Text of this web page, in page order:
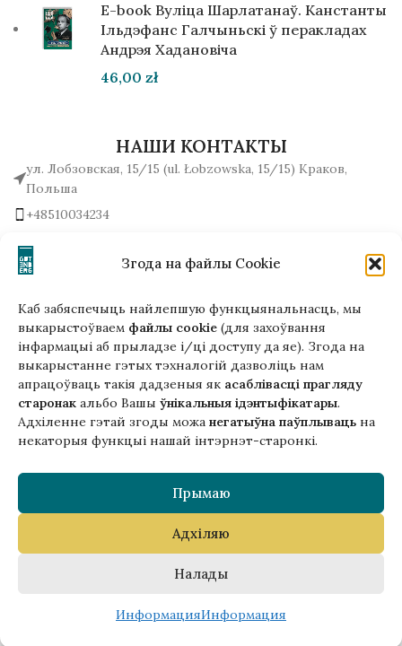
Згода на файлы Cookie
Каб забяспечыць найлепшую функцыянальнасць, мы
выкарыстоўваем файлы cookie (для захоўвання
інфармацыі аб прыладзе і/ці доступу да яе). Згода на
выкарыстанне гэтых тэхналогій дазволіць нам
апрацоўваць такія дадзеныя як асаблівасці прагляду
старонак альбо Вашы ўнікальныя ідэнтыфікатары.
Адхіленне гэтай згоды можа негатыўна паўплываць на
некаторыя функцыі нашай інтэрнэт-старонкі.
Прымаю
Адхіляю
Налады
ИнформацияИнформация
Гэтая версія сайта створана
ў рамках праекта ArtPower
з падтрымкай Еўрапейскага Саюзу
E-book Вуліца Шарлатанаў. Канстанты
Ільдэфанс Галчыньскі ў перакладах
Андрэя Хадановіча
46,00 zł
НАШИ КОНТАКТЫ
ул. Лобзовская, 15/15 (ul. Łobzowska, 15/15) Краков,
Польша
+48510034234
Написать нам!
Copyright © 2025 Gutenberg Publisher Sp. z o.o.